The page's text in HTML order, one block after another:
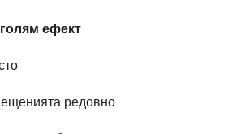
ефект
редовно